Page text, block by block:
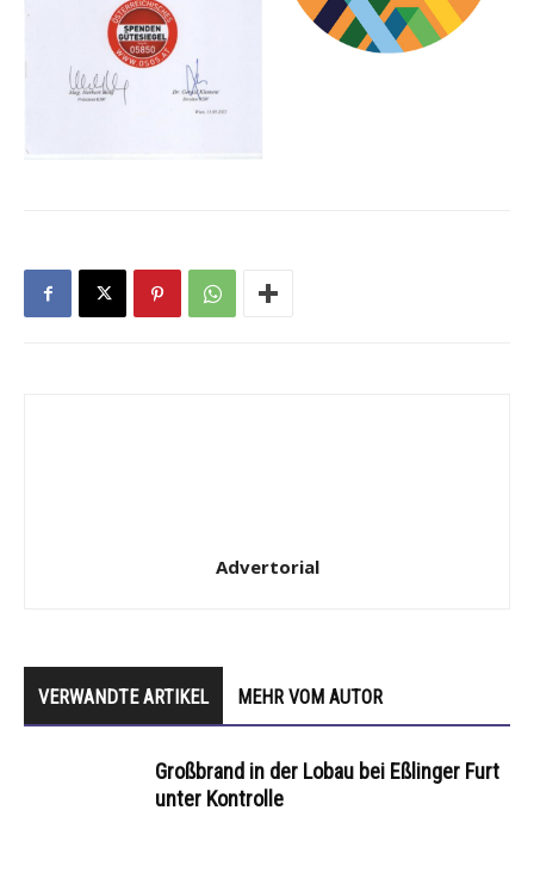
Advertorial
VERWANDTE ARTIKEL MEHR VOM AUTOR
Großbrand in der Lobau bei Eßlinger Furt
unter Kontrolle